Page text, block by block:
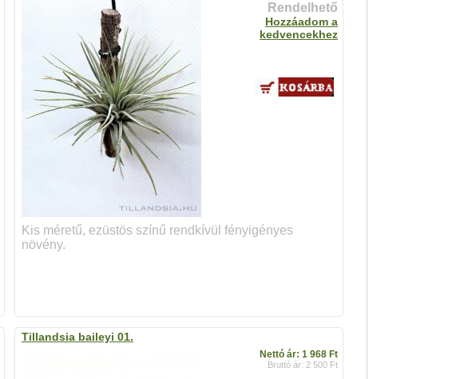
Rendelhető
Hozzáadom a
kedvencekhez
Kis méretű, ezüstös színű rendkívül fényigényes
növény.
Tillandsia baileyi 01.
Nettó ár: 1 968 Ft
Bruttó ár: 2 500 Ft